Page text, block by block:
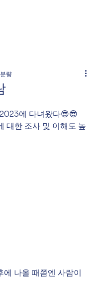
량
에 다녀왔다😎😎
대한 조사 및 이해도 높
나올 때쯤엔 사람이